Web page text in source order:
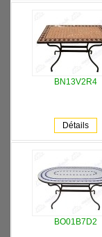
BN13V2R4
Détails
BO01B7D2